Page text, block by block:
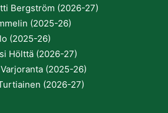
Bergström (2026-27)
(2025-26)
(2025-26)
Hölttä (2026-27)
(2025-26)
(2026-27)